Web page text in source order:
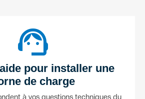
support_agent
pour installer une
de charge
à vos questions techniques du